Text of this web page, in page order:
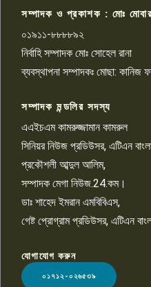
৯
১০
LOGO
সম্পাদক ও প্রকাশক : মোঃ
০১৯১১-৮৮৮৮৯২
নির্বাহি সম্পাদক মোঃ সোহেল রানা
ব্যবস্থাপনা সম্পাদকঃ মোছা: কানিজ
সম্পাদক মন্ডলির সদস্য
এএইচএম কামরুজ্জামান কামরুল
সিনিয়র নিউজ প্রডিউসর, এটিএন
প্রকৌশলী আব্দুল আলিম,
সম্পাদক মেগা নিউজ.24.কম।
ডাঃ শাহেদ ইমরান এমবিবিএস,
গেষ্ট প্রোগ্রাম প্রডিউসর, এটিএন
যোগাযোগ করুন
০১৭১২-০২৬৫৩৯